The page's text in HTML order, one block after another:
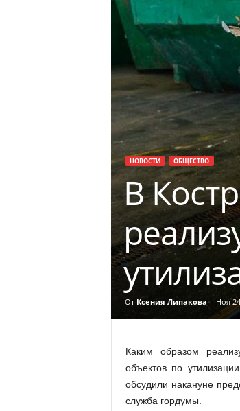
НОВОСТИ ОБЩЕСТВО
В
От Ксения Липакова - Ноя
Каким образом
объектов по
обсудили накануне
служба гордумы.